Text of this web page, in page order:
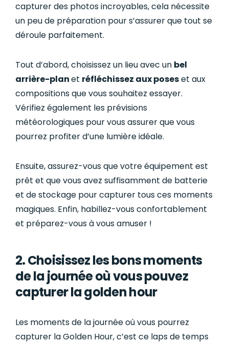
capturer des photos incroyables, cela nécessite
un peu de préparation pour s’assurer que tout se
déroule parfaitement.
Tout d’abord, choisissez un lieu avec un bel
arrière-planet réfléchissez aux poseset aux
compositions que vous souhaitez essayer.
Vérifiez également les prévisions
météorologiques pour vous assurer que vous
pourrez profiter d’une lumière idéale.
Ensuite, assurez-vous que votre équipement est
prêt et que vous avez suffisamment de batterie
et de stockage pour capturer tous ces moments
magiques. Enfin, habillez-vous confortablement
et préparez-vous à vous amuser !
2. Choisissez les bons moments
de la journée où vous pouvez
capturer la golden hour
Les moments de la journée où vous pourrez
capturer la Golden Hour, c’est ce laps de temps